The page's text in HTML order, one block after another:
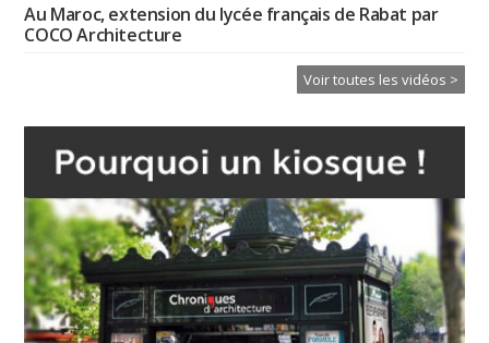
Au Maroc, extension du lycée français de Rabat par
COCO Architecture
Voir toutes les vidéos >